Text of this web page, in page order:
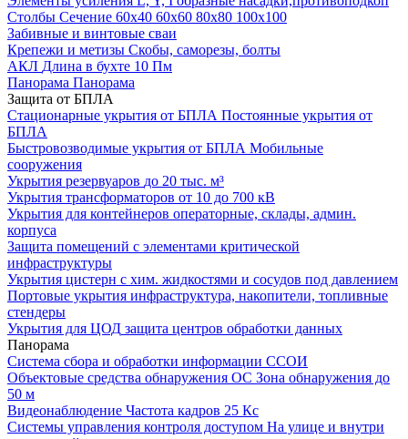
Столбы Сечение 60х40 60х60 80х80 100х100
Забивные и винтовые сваи
Крепежи и метизы Скобы, саморезы, болты
АКЛ Длина в бухте 10 Пм
Панорама Панорама
Защита от БПЛА
Стационарные укрытия от БПЛА Постоянные укрытия от
БПЛА
Быстровозводимые укрытия от БПЛА Мобильные
сооружения
Укрытия резервуаров до 20 тыс. м³
Укрытия трансформаторов от 10 до 700 кВ
Укрытия для контейнеров операторные, склады, админ.
корпуса
Защита помещений с элементами критической
инфраструктуры
Укрытия цистерн с хим. жидкостями и сосудов под давлением
Портовые укрытия инфраструктура, накопители, топливные
стендеры
Укрытия для ЦОД защита центров обработки данных
Панорама
Система сбора и обработки информации ССОИ
Объектовые средства обнаружения ОС Зона обнаружения до
50 м
Видеонаблюдение Частота кадров 25 Кс
Системы управления контроля доступом На улице и внутри